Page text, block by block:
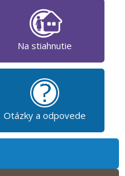
Na stiahnutie
Otázky a odpovede